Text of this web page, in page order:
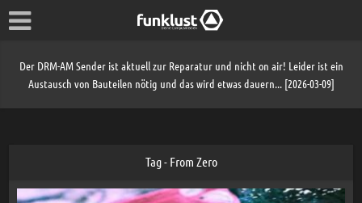
Der DRM-AM Sender ist aktuell zur Reparatur und nicht on air! Leider ist ein
Austausch von Bauteilen nötig und das wird etwas dauern... [2026-03-09]
Tag - From Zero